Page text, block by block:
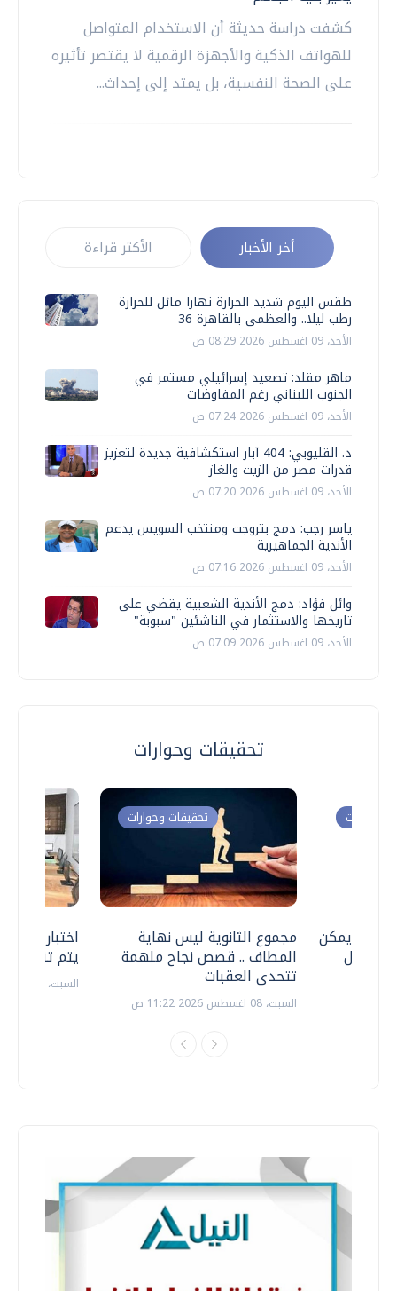
كشفت دراسة حديثة أن الاستخدام المتواصل
للهواتف الذكية والأجهزة الرقمية لا يقتصر تأثيره
على الصحة النفسية، بل يمتد إلى إحداث...
أخر الأخبار الأكثر قراءة
طقس اليوم شديد الحرارة نهارا مائل للحرارة
رطب ليلا.. والعظمى بالقاهرة 36
الأحد، 09 اغسطس 2026 08:29 ص
ماهر مقلد: تصعيد إسرائيلي مستمر في
الجنوب اللبناني رغم المفاوضات
الأحد، 09 اغسطس 2026 07:24 ص
د. القليوبي: 404 آبار استكشافية جديدة لتعزيز
قدرات مصر من الزيت والغاز
الأحد، 09 اغسطس 2026 07:20 ص
ياسر رجب: دمج بتروجت ومنتخب السويس يدعم
الأندية الجماهيرية
الأحد، 09 اغسطس 2026 07:16 ص
وائل فؤاد: دمج الأندية الشعبية يقضي على
تاريخها والاستثمار في الناشئين "سبوبة"
الأحد، 09 اغسطس 2026 07:09 ص
تحقيقات وحوارات
اختبارات
يتم
السبت، 18 يوليو 2026 09:22 ص
تحقيقات وحوارات
مجموع الثانوية ليس نهاية
المطاف .. قصص نجاح ملهمة
تتحدى العقبات
السبت، 08 اغسطس 2026 11:22 ص
وحوارات
.. هل يمكن
نتعامل